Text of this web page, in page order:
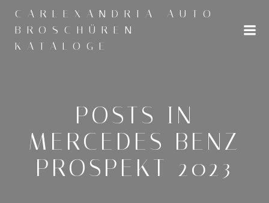
Inhalt
CARLEXANDRIA AUTO
BROSCHÜREN
KATALOGE
POSTS IN
MERCEDES BENZ
PROSPEKT 2023